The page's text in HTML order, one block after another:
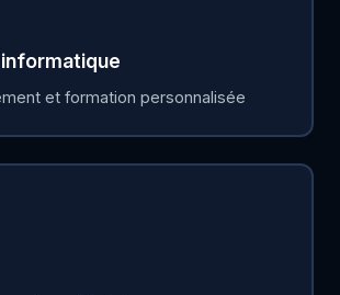
et formation personnalisée